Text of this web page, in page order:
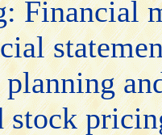
Financial
stock